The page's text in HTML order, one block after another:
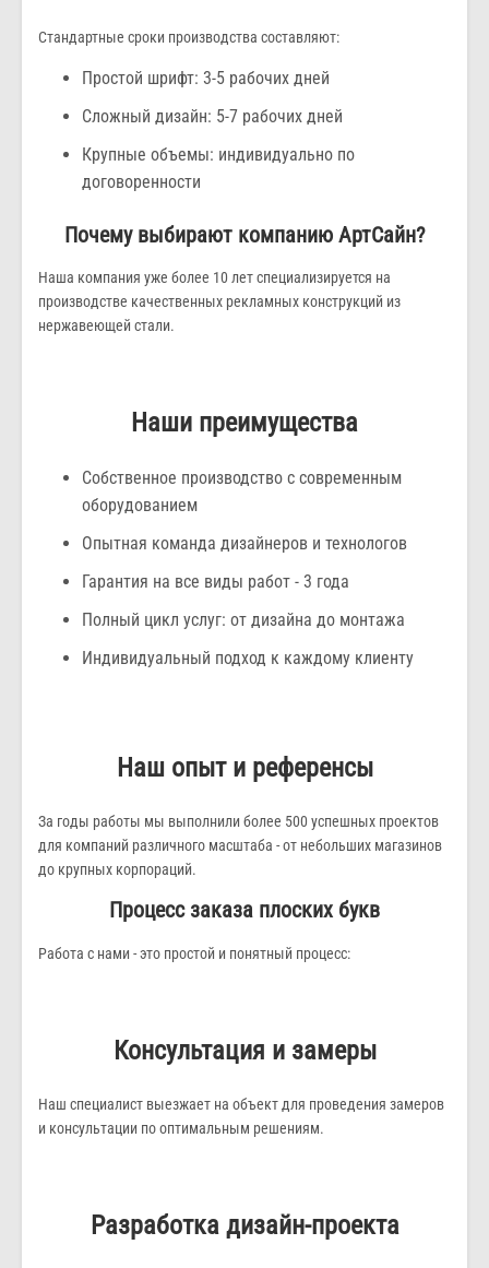
Стандартные сроки производства составляют:
Простой шрифт: 3-5 рабочих дней
Сложный дизайн: 5-7 рабочих дней
Крупные объемы: индивидуально по
договоренности
Почему выбирают компанию АртСайн?
Наша компания уже более 10 лет специализируется на
производстве качественных рекламных конструкций из
нержавеющей стали.
Наши преимущества
Собственное производство с современным
оборудованием
Опытная команда дизайнеров и технологов
Гарантия на все виды работ - 3 года
Полный цикл услуг: от дизайна до монтажа
Индивидуальный подход к каждому клиенту
Наш опыт и референсы
За годы работы мы выполнили более 500 успешных проектов
для компаний различного масштаба - от небольших магазинов
до крупных корпораций.
Процесс заказа плоских букв
Работа с нами - это простой и понятный процесс:
Консультация и замеры
Наш специалист выезжает на объект для проведения замеров
и консультации по оптимальным решениям.
Разработка дизайн-проекта